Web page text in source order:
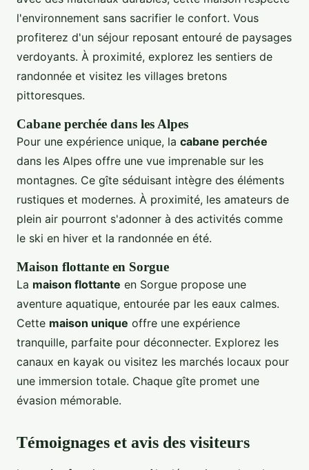
l'environnement sans sacrifier le confort. Vous
profiterez d'un séjour reposant entouré de paysages
verdoyants. À proximité, explorez les sentiers de
randonnée et visitez les villages bretons
pittoresques.
Cabane perchée dans les Alpes
Pour une expérience unique, la cabane perchée
dans les Alpes offre une vue imprenable sur les
montagnes. Ce gîte séduisant intègre des éléments
rustiques et modernes. À proximité, les amateurs de
plein air pourront s'adonner à des activités comme
le ski en hiver et la randonnée en été.
Maison flottante en Sorgue
La maison flottante en Sorgue propose une
aventure aquatique, entourée par les eaux calmes.
Cette maison unique offre une expérience
tranquille, parfaite pour déconnecter. Explorez les
canaux en kayak ou visitez les marchés locaux pour
une immersion totale. Chaque gîte promet une
évasion mémorable.
Témoignages et avis des visiteurs